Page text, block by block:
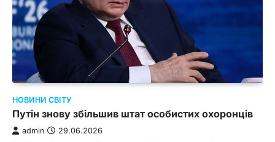
НОВИНИ СВІТУ
Путін знову збільшив штат особистих охоронців
admin 29.06.2026